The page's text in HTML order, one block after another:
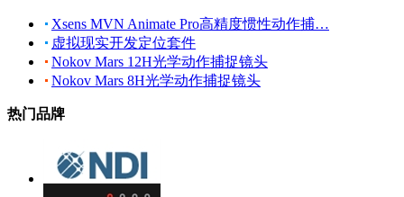
Xsens MVN Animate Pro高精度惯性动作捕…
虚拟现实开发定位套件
Nokov Mars 12H光学动作捕捉镜头
Nokov Mars 8H光学动作捕捉镜头
热门品牌